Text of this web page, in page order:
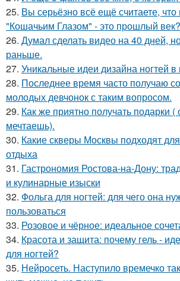
25. Вы серьёзно всё ещё считаете,
"Кошачьим Глазом" - это прошлый век?
26. Думал сделать видео на 40 дней,
раньше.
27. Уникальные идеи дизайна ногтей в
28. Последнее время часто получаю
молодых девчонок с таким вопросом.
29. Как же приятно получать подарки (
мечтаешь).
30. Какие скверы Москвы подходят
отдыха
31. Гастрономия Ростова-на-Дону:
и кулинарные изыски
32. Фольга для ногтей: для чего она
пользоваться
33. Розовое и чёрное: идеальное
34. Красота и защита: почему гель -
для ногтей?
35. Нейросеть. Наступило времечко